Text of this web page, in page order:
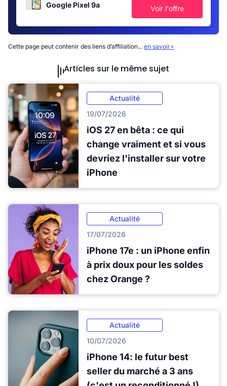
Google Pixel 9a Voir l'offre
Cette page peut contenir des liens d’affiliation... en savoir+
Articles sur le même sujet
Actualité
19/07/2026
iOS 27 en bêta : ce qui
change vraiment et si vous
devriez l'installer sur votre
iPhone
Actualité
17/07/2026
iPhone 17e : un iPhone enfin
à prix doux pour les soldes
chez Orange ?
Actualité
10/07/2026
iPhone 14: le futur best
seller du marché a 3 ans